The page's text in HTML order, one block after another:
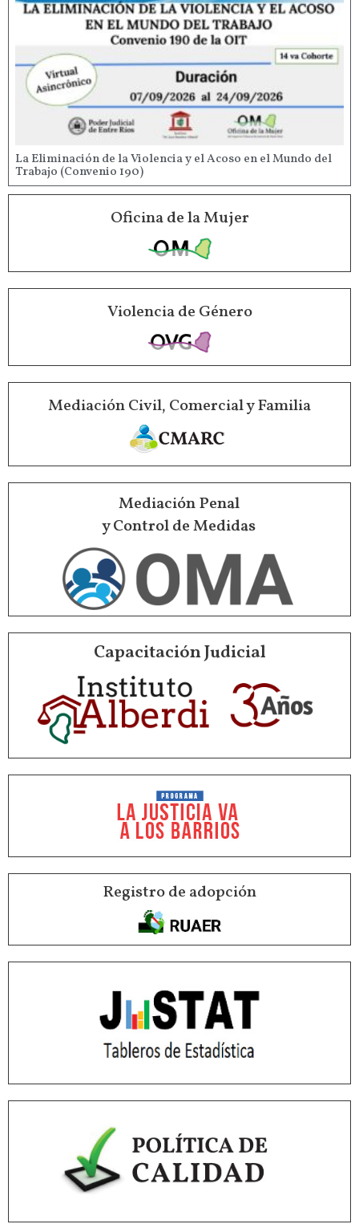
La Eliminación de la Violencia y el Acoso en el Mundo del
Trabajo (Convenio 190)
Oficina de la Mujer
Violencia de Género
Mediación Civil, Comercial y Familia
Mediación Penal
y Control de Medidas
Capacitación Judicial
Registro de adopción